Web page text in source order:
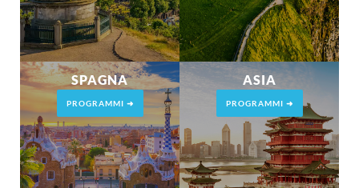
SPAGNA
PROGRAMMI ➜
ASIA
PROGRAMMI ➜